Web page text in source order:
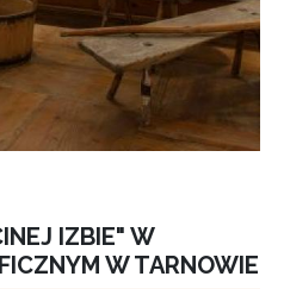
IZBIE" W
W TARNOWIE